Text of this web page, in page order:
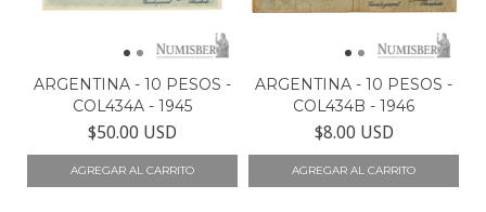
ARGENTINA - 10 PESOS -
COL434A - 1945
$50.00 USD
ARGENTINA - 10 PESOS -
COL434B - 1946
$8.00 USD